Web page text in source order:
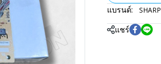
แบรนด์: SHARP
แชร์